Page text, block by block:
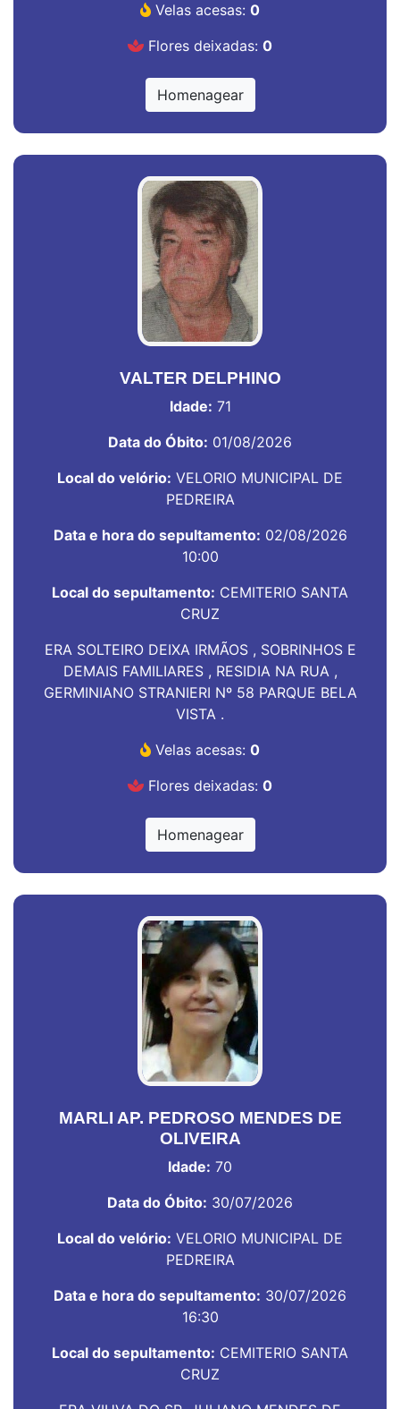
Velas acesas: 0
Flores deixadas: 0
Homenagear
VALTER DELPHINO
Idade: 71
Data do Óbito: 01/08/2026
Local do velório: VELORIO MUNICIPAL DE
PEDREIRA
Data e hora do sepultamento: 02/08/2026
10:00
Local do sepultamento: CEMITERIO SANTA
CRUZ
ERA SOLTEIRO DEIXA IRMÃOS , SOBRINHOS E
DEMAIS FAMILIARES , RESIDIA NA RUA ,
GERMINIANO STRANIERI Nº 58 PARQUE BELA
VISTA .
Velas acesas: 0
Flores deixadas: 0
Homenagear
MARLI AP. PEDROSO MENDES DE
OLIVEIRA
Idade: 70
Data do Óbito: 30/07/2026
Local do velório: VELORIO MUNICIPAL DE
PEDREIRA
Data e hora do sepultamento: 30/07/2026
16:30
Local do sepultamento: CEMITERIO SANTA
CRUZ